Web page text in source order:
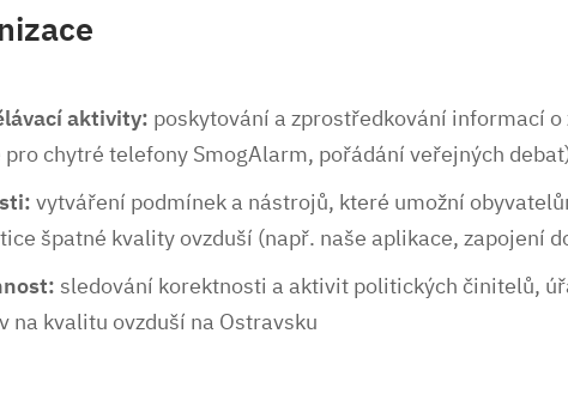
aktivity: poskytování a zprostředkování informací
chytré telefony SmogAlarm, pořádání veřejných
vytváření podmínek a nástrojů, které umožní
špatné kvality ovzduší (např. naše aplikace, zapojení
sledování korektnosti a aktivit politických činitelů,
na kvalitu ovzduší na Ostravsku